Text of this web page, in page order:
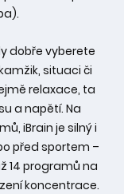
dobře vyberete
situaci či
relaxace, ta
a napětí. Na
iBrain je silný i
před sportem –
14 programů na
koncentrace.